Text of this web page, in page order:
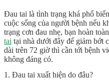
Đau tai là tình trạng khá phổ
cuộc sống của người bệnh nếu
trạng cơn đau nhẹ, bạn hoàn
tai tại nhà dưới đây để giảm bớt
dài trên 72 giờ thì cần tới bệnh
không đáng có.
1. Đau tai xuất hiện do đâu?